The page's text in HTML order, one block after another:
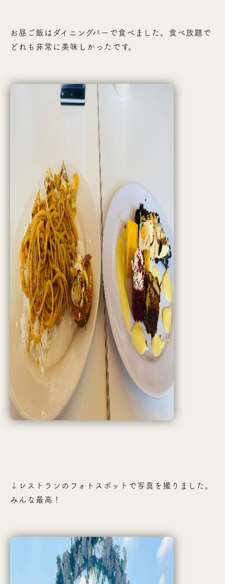
お昼ご飯はダイニングバーで食べました。食べ放題で
どれも非常に美味しかったです。
↓レストランのフォトスポットで写真を撮りました。
みんな最高！